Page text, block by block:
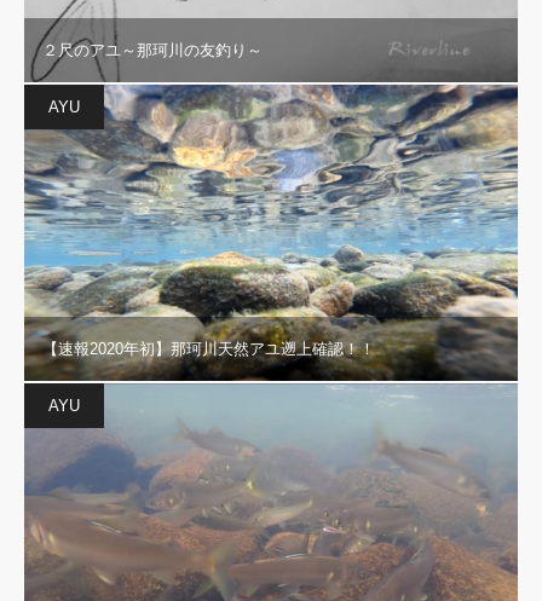
２尺のアユ～那珂川の友釣り～
AYU
【速報2020年初】那珂川天然アユ遡上確認！！
AYU